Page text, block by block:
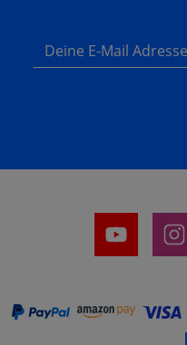
Deine E-Mail Adresse